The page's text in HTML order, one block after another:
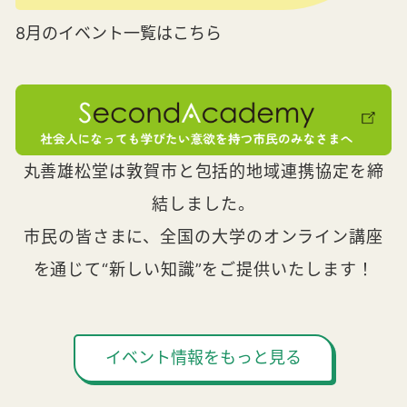
8月のイベント一覧はこちら
丸善雄松堂は敦賀市と包括的地域連携協定を締
結しました。
市民の皆さまに、全国の大学のオンライン講座
を通じて“新しい知識”をご提供いたします！
イベント情報をもっと見る